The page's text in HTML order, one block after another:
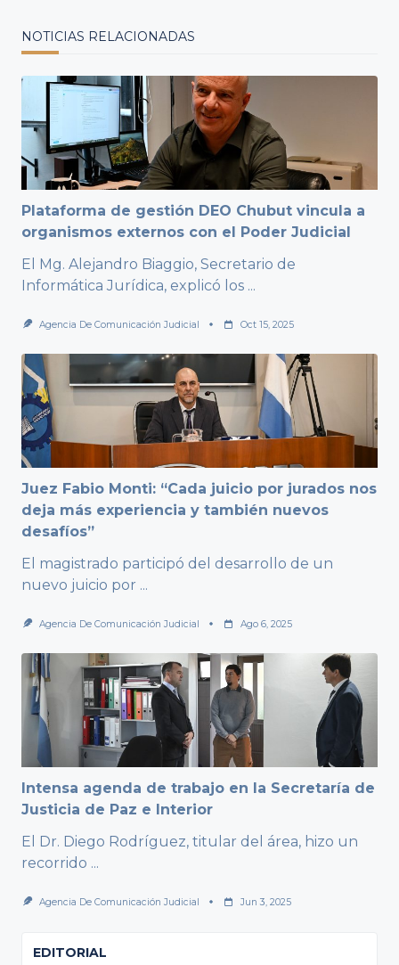
NOTICIAS RELACIONADAS
Plataforma de gestión DEO Chubut vincula a
organismos externos con el Poder Judicial
El Mg. Alejandro Biaggio, Secretario de
Informática Jurídica, explicó los ...
Agencia De Comunicación Judicial Oct 15, 2025
Juez Fabio Monti: “Cada juicio por jurados nos
deja más experiencia y también nuevos
desafíos”
El magistrado participó del desarrollo de un
nuevo juicio por ...
Agencia De Comunicación Judicial Ago 6, 2025
Intensa agenda de trabajo en la Secretaría de
Justicia de Paz e Interior
El Dr. Diego Rodríguez, titular del área, hizo un
recorrido ...
Agencia De Comunicación Judicial Jun 3, 2025
EDITORIAL